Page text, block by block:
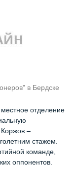
в Бердске
отделение
Коржов –
стажем.
команде,
оппонентов.